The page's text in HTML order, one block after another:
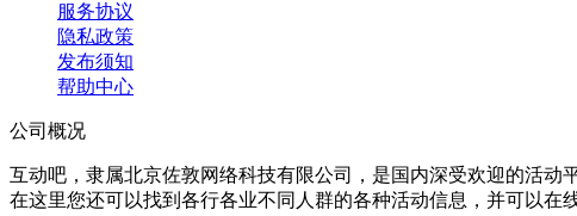
服务协议
隐私政策
发布须知
帮助中心
公司概况
互动吧，隶属北京佐敦网络科技有限公司，是国内深受欢迎的活动
在这里您还可以找到各行各业不同人群的各种活动信息，并可以在